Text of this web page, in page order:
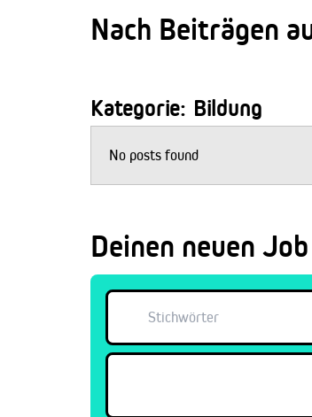
Nach Beiträgen
Kategorie: Bildung
No posts found
Deinen neuen